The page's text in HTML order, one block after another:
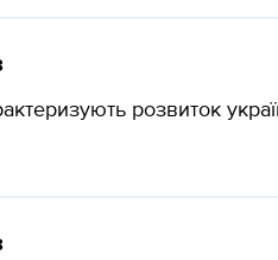
розвиток